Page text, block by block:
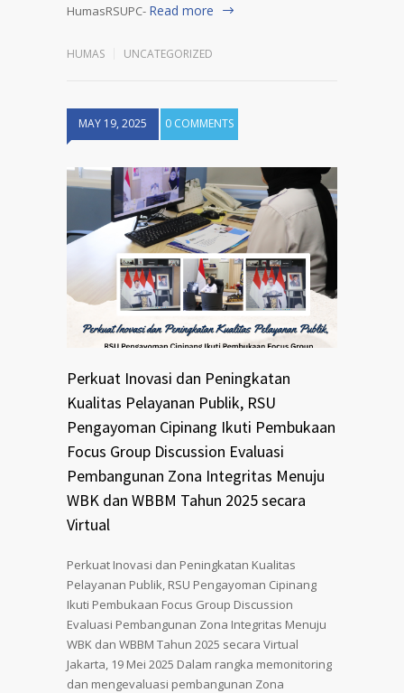
HumasRSUPC- Read more
HUMAS UNCATEGORIZED
MAY 19, 2025 0 COMMENTS
Perkuat Inovasi dan Peningkatan
Kualitas Pelayanan Publik, RSU
Pengayoman Cipinang Ikuti Pembukaan
Focus Group Discussion Evaluasi
Pembangunan Zona Integritas Menuju
WBK dan WBBM Tahun 2025 secara
Virtual
Perkuat Inovasi dan Peningkatan Kualitas
Pelayanan Publik, RSU Pengayoman Cipinang
Ikuti Pembukaan Focus Group Discussion
Evaluasi Pembangunan Zona Integritas Menuju
WBK dan WBBM Tahun 2025 secara Virtual
Jakarta, 19 Mei 2025 Dalam rangka memonitoring
dan mengevaluasi pembangunan Zona